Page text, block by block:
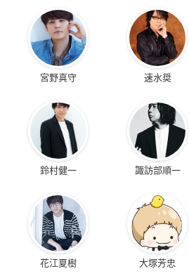
宮野真守 速水奨
鈴村健一 諏訪部順一
花江夏樹 大塚芳忠